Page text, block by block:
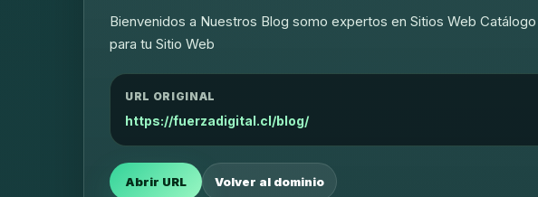
Bienvenidos a Nuestros Blog somo expertos en Sitios Web
para tu Sitio Web
URL ORIGINAL
https://fuerzadigital.cl/blog/
Abrir URL Volver al dominio